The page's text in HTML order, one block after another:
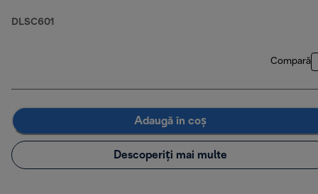
DLSC601
Compară
Adaugă în coș
Descoperiți mai multe